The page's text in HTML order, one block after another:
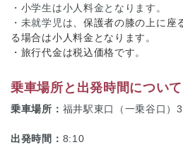
・小学生は小人料金となります。
・未就学児は、保護者の膝の上に座
る場合は小人料金となります。
・旅行代金は税込価格です。
乗車場所と出発時間について
乗車場所： 福井駅東口（一乗谷口）
出発時間： 8:10